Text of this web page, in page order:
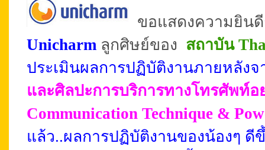
ขอแสดงความยิน
Unicharm ลูกศิษย์ของ สถาบัน
ประเมินผลการปฏิบัติงานภายหลัง
และศิลปะการบริการทางโทรศัพท์
Communication Technique &
แล้ว..ผลการปฏิบัติงานของน้องๆ ดี